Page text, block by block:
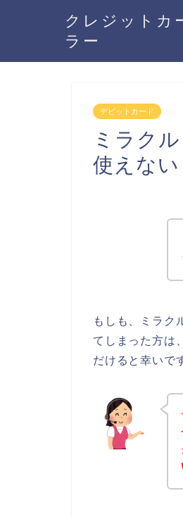
クレジットカ
ラー
デビットカード
ミラク
使えない
もしも、ミラク
てしまった方は
だけると幸いで